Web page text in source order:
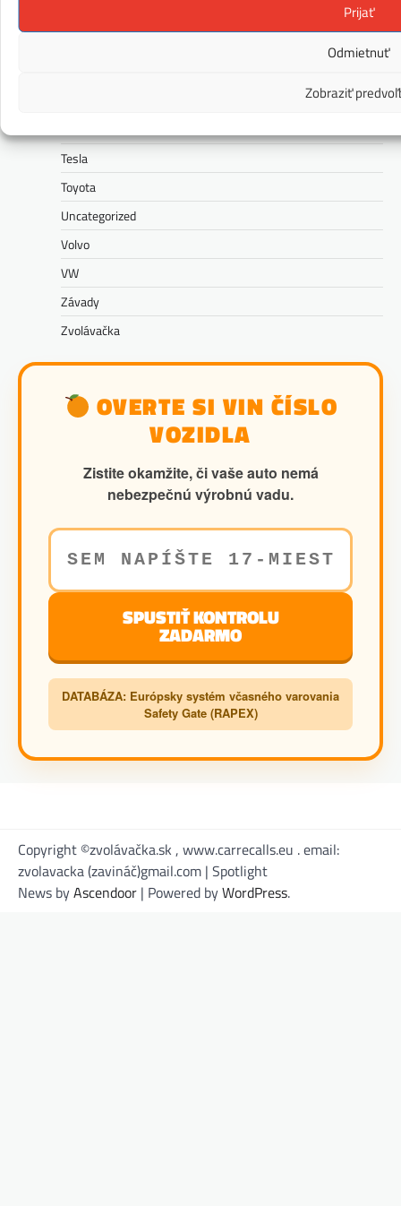
Prijať
Odmietnuť
Zobraziť
Tesla
Toyota
Uncategorized
Volvo
VW
Závady
Zvolávačka
OVERTE SI VIN ČÍSLO
VOZIDLA
Zistite okamžite, či vaše auto nemá
nebezpečnú výrobnú vadu.
SPUSTIŤ KONTROLU
ZADARMO
DATABÁZA: Európsky systém včasného varovania
Safety Gate (RAPEX)
Copyright ©zvolávačka.sk , www.carrecalls.eu . email:
zvolavacka (zavináč)gmail.com | Spotlight
News byAscendoor | Powered byWordPress.